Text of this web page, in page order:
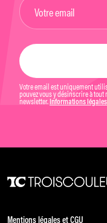
Votre email est uniquement
pouvez vous y désinscrire à
newsletter. Informations légales
Mentions légales et CGU